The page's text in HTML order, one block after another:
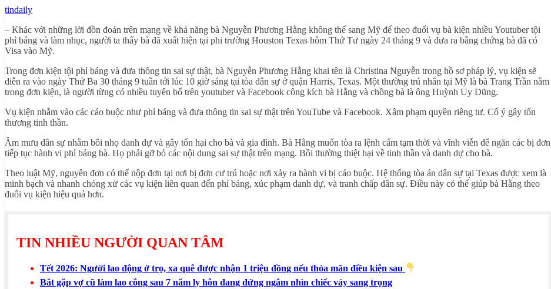
tindaily
– Khác với những lời đồn đoán trên mạng về khả năng bà Nguyễn Phương Hằng không thể sang Mỹ để theo đuổi vụ bà kiện nhiều Youtuber tội
phỉ báng và làm nhục, người ta thấy bà đã xuất hiện tại phi trường Houston Texas hôm Thứ Tư ngày 24 tháng 9 và đưa ra bằng chứng bà đã có
Visa vào Mỹ.
Trong đơn kiện tội phỉ báng và đưa thông tin sai sự thật, bà Nguyễn Phương Hằng khai tên là Christina Nguyễn trong hồ sơ pháp lý, vụ kiện sẽ
diễn ra vào ngày Thứ Ba 30 tháng 9 tuần tới lúc 10 giờ sáng tại tòa dân sự ở quận Harris, Texas. Một thường trú nhân tại Mỹ là bà Trang Trần nằm
trong đơn kiện, là người từng có nhiều tuyên bố trên youtuber và Facebook công kích bà Hằng và chồng bà là ông Huỳnh Uy Dũng.
Vụ kiện nhắm vào các cáo buộc như phỉ báng và đưa thông tin sai sự thật trên YouTube và Facebook. Xâm phạm quyền riêng tư. Cố ý gây tổn
thương tinh thần.
Âm mưu dân sự nhằm bôi nhọ danh dự và gây tổn hại cho bà và gia đình. Bà Hằng muốn tòa ra lệnh cấm tạm thời và vĩnh viễn để ngăn các bị đơn
tiếp tục hành vi phỉ báng bà. Họ phải gỡ bỏ các nội dung sai sự thật trên mạng. Bồi thường thiệt hại về tinh thần và danh dự cho bà.
Theo luật Mỹ, nguyên đơn có thể nộp đơn tại nơi bị đơn cư trú hoặc nơi xảy ra hành vi bị cáo buộc. Hệ thống tòa án dân sự tại Texas được xem là
minh bạch và nhanh chóng xử các vụ kiện liên quan đến phỉ báng, xúc phạm danh dự, và tranh chấp dân sự. Điều này có thể giúp bà Hằng theo
đuổi vụ kiện hiệu quả hơn.
TIN NHIỀU NGƯỜI QUAN TÂM
Tết 2026: Người lao động ở trọ, xa quê được nhận 1 triệu đồng nếu thỏa mãn điều kiện sau
Bắt gặp vợ cũ làm lao công sau 7 năm ly hôn đang đứng ngắm nhìn chiếc váy sang trọng